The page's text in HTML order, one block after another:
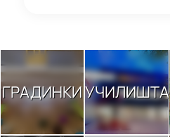
ГРАДИНКИУЧИЛИШТА